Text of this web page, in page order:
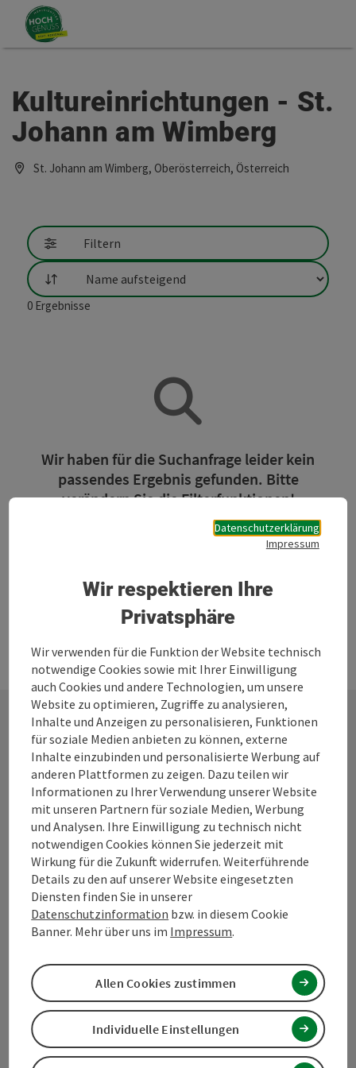
Zum Inhalt
Zum Seitenanfang
Kultureinrichtungen - St.
Johann am Wimberg
St. Johann am Wimberg, Oberösterreich, Österreich
Filtern
Sortierung
0 Ergebnisse
Wir haben für die Suchanfrage leider kein
passendes Ergebnis gefunden. Bitte
verändern Sie die Filterfunktionen!
Kontakt
Tourismusverband Mühlviertel
Hauptplatz 19
4190 Bad Leonfelden
+43 5 07263 - 100
info@muehlviertel.at
Datenschutzerklärung
Impressum
Wir respektieren Ihre
Privatsphäre
Wir verwenden für die Funktion der Website technisch
notwendige Cookies sowie mit Ihrer Einwilligung
auch Cookies und andere Technologien, um unsere
Website zu optimieren, Zugriffe zu analysieren,
Inhalte und Anzeigen zu personalisieren, Funktionen
für soziale Medien anbieten zu können, externe
Inhalte einzubinden und personalisierte Werbung auf
anderen Plattformen zu zeigen. Dazu teilen wir
Informationen zu Ihrer Verwendung unserer Website
mit unseren Partnern für soziale Medien, Werbung
und Analysen. Ihre Einwilligung zu technisch nicht
notwendigen Cookies können Sie jederzeit mit
Wirkung für die Zukunft widerrufen. Weiterführende
Details zu den auf unserer Website eingesetzten
Diensten finden Sie in unserer
Datenschutzinformation bzw. in diesem Cookie
Banner. Mehr über uns im Impressum.
Individuelle Einstellungen
Allen Cookies zustimmen